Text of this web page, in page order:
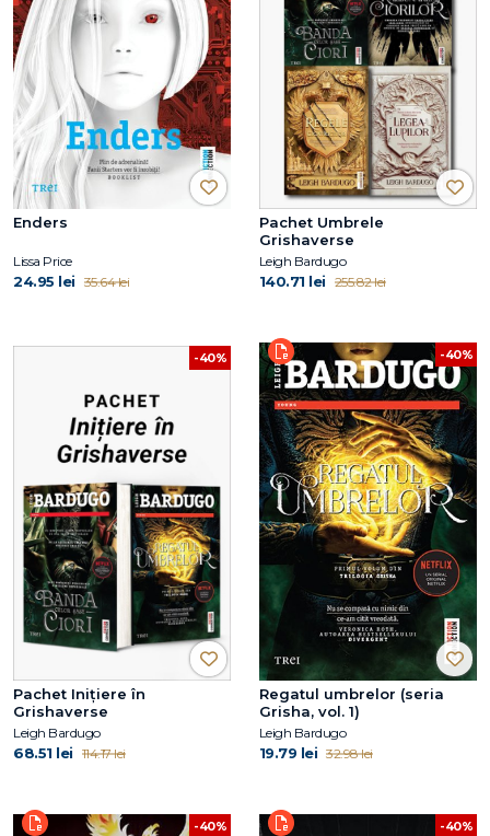
Enders
Lissa Price
24.95 lei 35.64 lei
Pachet Umbrele
Grishaverse
Leigh Bardugo
140.71 lei 255.82 lei
-40%
Pachet Inițiere în
Grishaverse
Leigh Bardugo
68.51 lei 114.17 lei
-40%
Regatul umbrelor (seria
Grisha, vol. 1)
Leigh Bardugo
19.79 lei 32.98 lei
-40% -40%